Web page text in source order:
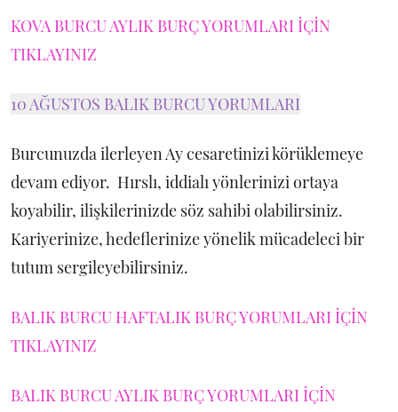
KOVA BURCU AYLIK BURÇ YORUMLARI İÇİN
TIKLAYINIZ
10 AĞUSTOS BALIK BURCU YORUMLARI
Burcunuzda ilerleyen Ay cesaretinizi körüklemeye
devam ediyor. Hırslı, iddialı yönlerinizi ortaya
koyabilir, ilişkilerinizde söz sahibi olabilirsiniz.
Kariyerinize, hedeflerinize yönelik mücadeleci bir
tutum sergileyebilirsiniz.
BALIK BURCU HAFTALIK BURÇ YORUMLARI İÇİN
TIKLAYINIZ
BALIK BURCU AYLIK BURÇ YORUMLARI İÇİN